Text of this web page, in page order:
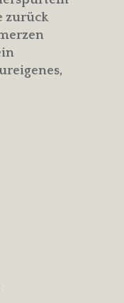
zurück